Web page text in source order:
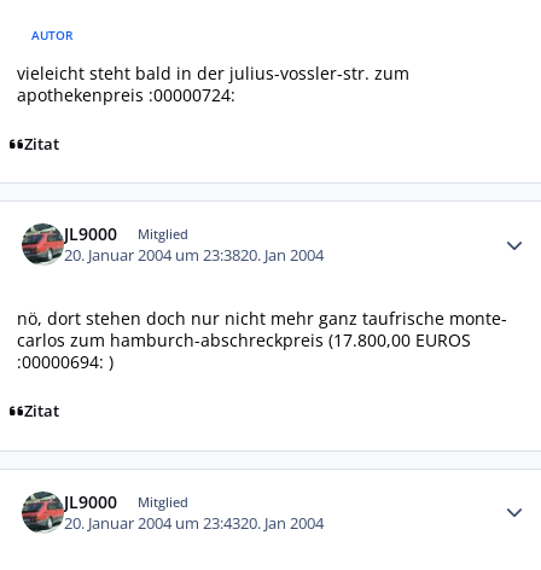
AUTOR
vieleicht steht bald in der julius-vossler-str. zum
apothekenpreis :00000724:
Zitat
JL9000 Mitglied
20. Januar 2004 um 23:3820. Jan 2004
nö, dort stehen doch nur nicht mehr ganz taufrische monte-
carlos zum hamburch-abschreckpreis (17.800,00 EUROS
:00000694: )
Zitat
JL9000 Mitglied
20. Januar 2004 um 23:4320. Jan 2004